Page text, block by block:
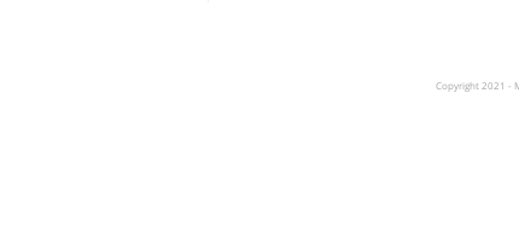
Copyright 2021 -